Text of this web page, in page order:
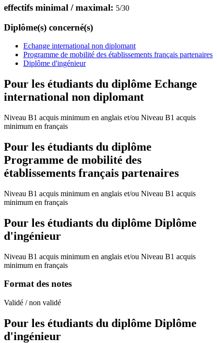
effectifs minimal / maximal: 5/30
Diplôme(s) concerné(s)
Echange international non diplomant
Programme de mobilité des établissements français partenaires
Diplôme d'ingénieur
Pour les étudiants du diplôme Echange
international non diplomant
Niveau B1 acquis minimum en anglais et/ou Niveau B1 acquis
minimum en français
Pour les étudiants du diplôme
Programme de mobilité des
établissements français partenaires
Niveau B1 acquis minimum en anglais et/ou Niveau B1 acquis
minimum en français
Pour les étudiants du diplôme Diplôme
d'ingénieur
Niveau B1 acquis minimum en anglais et/ou Niveau B1 acquis
minimum en français
Format des notes
Validé / non validé
Pour les étudiants du diplôme Diplôme
d'ingénieur